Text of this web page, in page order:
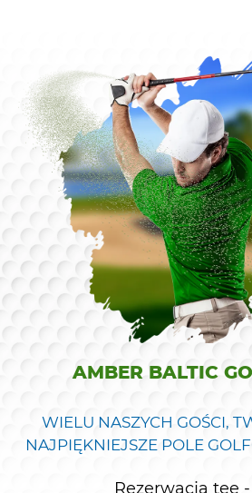
AMBER BALTIC
WIELU NASZYCH GOŚCI,
NAJPIĘKNIEJSZE POLE
Rezerwacja tee